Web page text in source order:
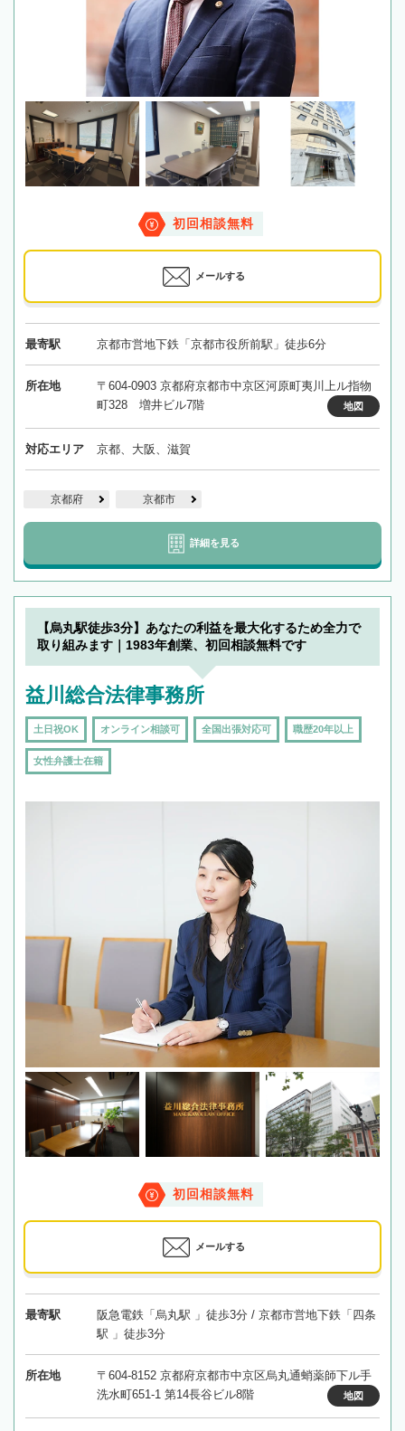
初回相談無料
メールする
最寄駅 京都市営地下鉄「京都市役所前駅」徒歩6分
所在地
〒604-0903 京都府京都市中京区河原町夷川上ル指物
町328 増井ビル7階
地図
対応エリア 京都、大阪、滋賀
京都府 京都市
詳細を見る
【烏丸駅徒歩3分】あなたの利益を最大化するため全力で
取り組みます｜1983年創業、初回相談無料です
益川総合法律事務所
土日祝OK オンライン相談可 全国出張対応可 職歴20年以上
女性弁護士在籍
初回相談無料
メールする
最寄駅
阪急電鉄「烏丸駅 」徒歩3分 / 京都市営地下鉄「四条
駅 」徒歩3分
所在地
〒604-8152 京都府京都市中京区烏丸通蛸薬師下ル手
洗水町651-1 第14長谷ビル8階
地図